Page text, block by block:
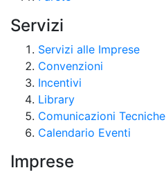
Servizi
Servizi alle Imprese
Convenzioni
Incentivi
Library
Comunicazioni Tecniche
Calendario Eventi
Imprese